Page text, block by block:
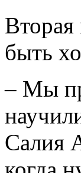
Вторая
быть
– Мы
Салия